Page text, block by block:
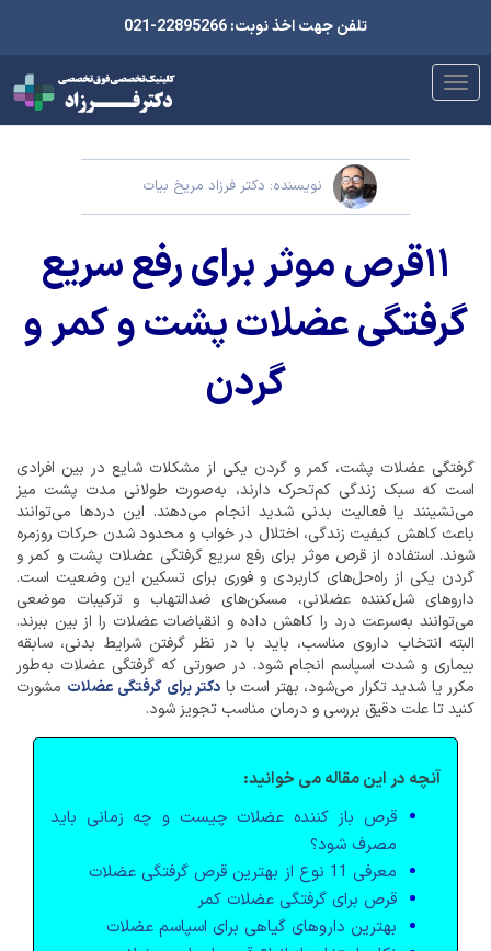
تلفن جهت اخذ نوبت: 22895266-021
نویسنده: دکتر فرزاد مریخ بیات
۱۱قرص‌ موثر برای رفع سریع
گرفتگی عضلات پشت و کمر و
گردن
گرفتگی عضلات پشت، کمر و گردن یکی از مشکلات شایع در بین افرادی
است که سبک زندگی کم‌تحرک دارند، به‌صورت طولانی مدت پشت میز
می‌نشینند یا فعالیت بدنی شدید انجام می‌دهند. این دردها می‌توانند
باعث کاهش کیفیت زندگی، اختلال در خواب و محدود شدن حرکات روزمره
شوند. استفاده از قرص‌ موثر برای رفع سریع گرفتگی عضلات پشت و کمر و
گردن یکی از راه‌حل‌های کاربردی و فوری برای تسکین این وضعیت است.
داروهای شل‌کننده عضلانی، مسکن‌های ضدالتهاب و ترکیبات موضعی
می‌توانند به‌سرعت درد را کاهش داده و انقباضات عضلات را از بین ببرند.
البته انتخاب داروی مناسب، باید با در نظر گرفتن شرایط بدنی، سابقه
بیماری و شدت اسپاسم انجام شود. در صورتی که گرفتگی عضلات به‌طور
مکرر یا شدید تکرار می‌شود، بهتر است با دکتر برای گرفتگی عضلات مشورت
کنید تا علت دقیق بررسی و درمان مناسب تجویز شود.
آنچه در این مقاله می خوانید:
قرص باز کننده عضلات چیست و چه زمانی باید
مصرف شود؟
معرفی 11 نوع از بهترین قرص گرفتگی عضلات
قرص برای گرفتگی عضلات کمر
بهترین داروهای گیاهی برای اسپاسم عضلات